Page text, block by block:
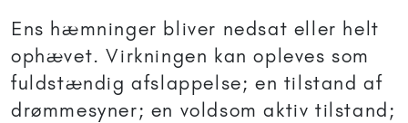
Ens hæmninger bliver nedsat eller helt
ophævet. Virkningen kan opleves som
fuldstændig afslappelse; en tilstand af
drømmesyner; en voldsom aktiv tilstand;